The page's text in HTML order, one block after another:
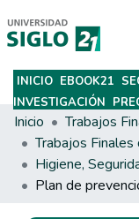
Subir
INICIO EBOOK21
INVESTIGACIÓN
Inicio
Trabajos Finales